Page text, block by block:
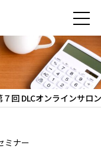
７回 DLCオンラインサ
ミナー